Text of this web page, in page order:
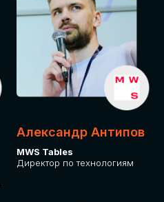
Александр Антипов
MWS Tables
Директор по технологиям